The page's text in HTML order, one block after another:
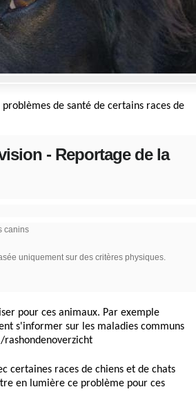
de santé de certains races de
- Reportage de la
canins
uniquement sur des critères physiques.
pour ces animaux. Par exemple
s'informer sur les maladies communs
rashondenoverzicht
certaines races de chiens et de chats
en lumière ce problème pour ces